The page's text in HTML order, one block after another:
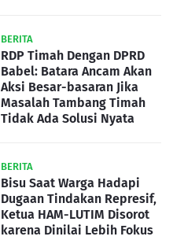
BERITA
RDP Timah Dengan DPRD
Babel: Batara Ancam Akan
Aksi Besar-basaran Jika
Masalah Tambang Timah
Tidak Ada Solusi Nyata
BERITA
Bisu Saat Warga Hadapi
Dugaan Tindakan Represif,
Ketua HAM-LUTIM Disorot
karena Dinilai Lebih Fokus